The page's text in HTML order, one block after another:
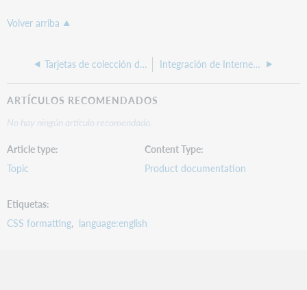
Volver arriba
Tarjetas de colección de imágenes de la página de inicio con efecto de desplazamiento Integración de Internet Archive BookReader
ARTÍCULOS RECOMENDADOS
No hay ningún artículo recomendado.
Article type
Topic
Content Type
Product documentation
Etiquetas
CSS formatting language:english